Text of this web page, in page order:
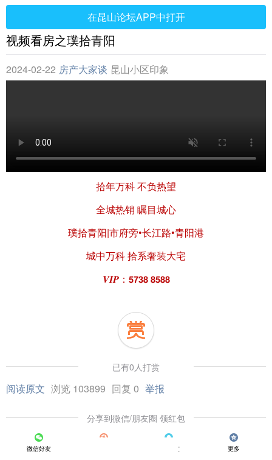
在昆山论坛APP中打开
视频看房之璞拾青阳
2024-02-22 房产大家谈 昆山小区印象
拾年万科 不负热望
全城热销 瞩目城心
璞拾青阳|市府旁•长江路•青阳港
城中万科 拾系奢装大宅
𝑽𝑰𝑷：𝟱𝟳𝟯𝟴 𝟴𝟱𝟴𝟴
已有0人打赏
阅读原文 浏览 103899 回复 0 举报
分享到微信/朋友圈 领红包
微信好友 QQ好友 更多